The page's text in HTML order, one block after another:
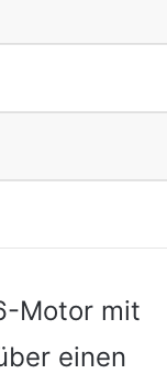
Motor mit
einen